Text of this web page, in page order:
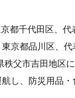
千代田区、代
京都品川区、
父市吉田地区
し、防災用品・